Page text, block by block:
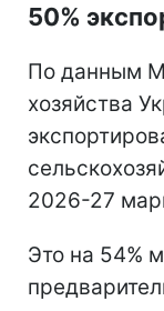
50%
По данным
хозяйства
2026-27
Это на 54%